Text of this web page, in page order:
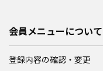
会員メニューについて
登録内容の確認・変更